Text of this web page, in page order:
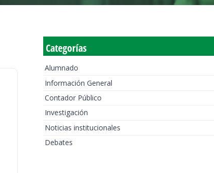
Categorías
Alumnado
Información General
Contador Público
Investigación
Noticias institucionales
Debates